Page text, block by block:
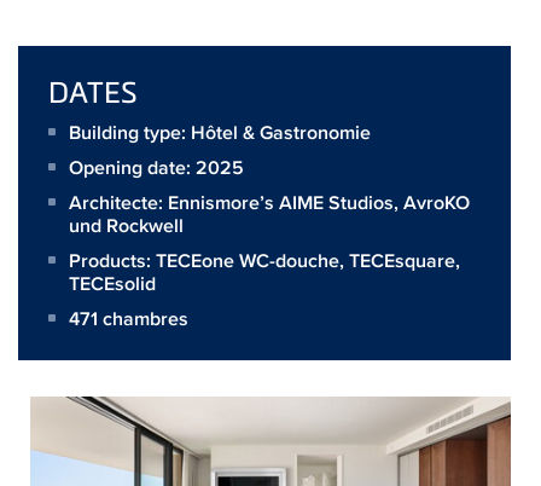
DATES
Building type: Hôtel & Gastronomie
Opening date: 2025
Architecte: Ennismore’s AIME Studios, AvroKO
und Rockwell
Products: TECEone WC-douche,TECEsquare,
TECEsolid
471 chambres